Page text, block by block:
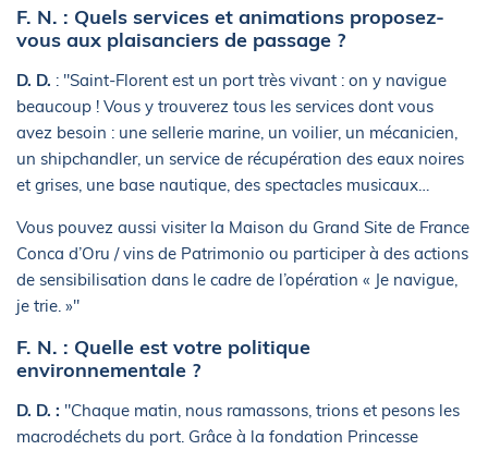
F. N. : Quels services et animations proposez-
vous aux plaisanciers de passage ?
D. D. : "Saint-Florent est un port très vivant : on y navigue
beaucoup ! Vous y trouverez tous les services dont vous
avez besoin : une sellerie marine, un voilier, un mécanicien,
un shipchandler, un service de récupération des eaux noires
et grises, une base nautique, des spectacles musicaux…
Vous pouvez aussi visiter la Maison du Grand Site de France
Conca d’Oru / vins de Patrimonio ou participer à des actions
de sensibilisation dans le cadre de l’opération « Je navigue,
je trie. »"
F. N. : Quelle est votre politique
environnementale ?
D. D. : "Chaque matin, nous ramassons, trions et pesons les
macrodéchets du port. Grâce à la fondation Princesse